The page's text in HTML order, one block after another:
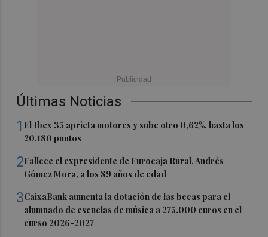
Últimas Noticias
1 El Ibex 35 aprieta motores y sube otro 0,62%, hasta los
20.180 puntos
2Fallece el expresidente de Eurocaja Rural, Andrés
Gómez Mora, a los 89 años de edad
3CaixaBank aumenta la dotación de las becas para el
alumnado de escuelas de música a 275.000 euros en el
curso 2026-2027